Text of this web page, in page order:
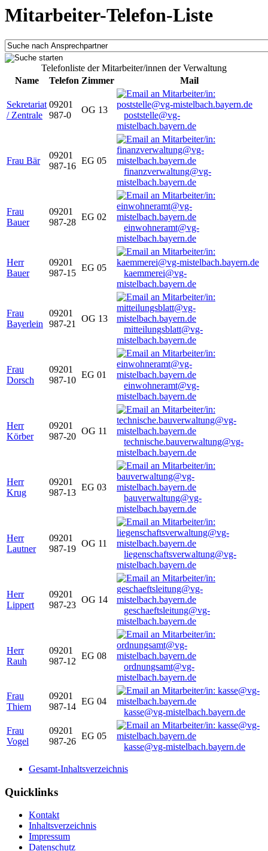
Mitarbeiter-Telefon-Liste
Telefonliste der Mitarbeiter/innen der Verwaltung
Name
Telefon Zimmer Mail
Sekretariat
/ Zentrale
09201
987-0
OG 13
poststelle@vg-
mistelbach.bayern.de
Frau Bär
09201
987-16
EG 05
finanzverwaltung@vg-
mistelbach.bayern.de
Frau
Bauer
09201
987-28
EG 02
einwohneramt@vg-
mistelbach.bayern.de
Herr
Bauer
09201
987-15
EG 05
kaemmerei@vg-
mistelbach.bayern.de
Frau
Bayerlein
09201
987-21
OG 13
mitteilungsblatt@vg-
mistelbach.bayern.de
Frau
Dorsch
09201
987-10
EG 01
einwohneramt@vg-
mistelbach.bayern.de
Herr
Körber
09201
987-20
OG 11
technische.bauverwaltung@vg-
mistelbach.bayern.de
Herr
Krug
09201
987-13
EG 03
bauverwaltung@vg-
mistelbach.bayern.de
Herr
Lautner
09201
987-19
OG 11
liegenschaftsverwaltung@vg-
mistelbach.bayern.de
Herr
Lippert
09201
987-23
OG 14
geschaeftsleitung@vg-
mistelbach.bayern.de
Herr
Rauh
09201
987-12
EG 08
ordnungsamt@vg-
mistelbach.bayern.de
Frau
Thiem
09201
987-14
EG 04
kasse@vg-mistelbach.bayern.de
Frau
Vogel
09201
987-26
EG 05
kasse@vg-mistelbach.bayern.de
Gesamt-Inhaltsverzeichnis
Quicklinks
Kontakt
Inhaltsverzeichnis
Impressum
Datenschutz